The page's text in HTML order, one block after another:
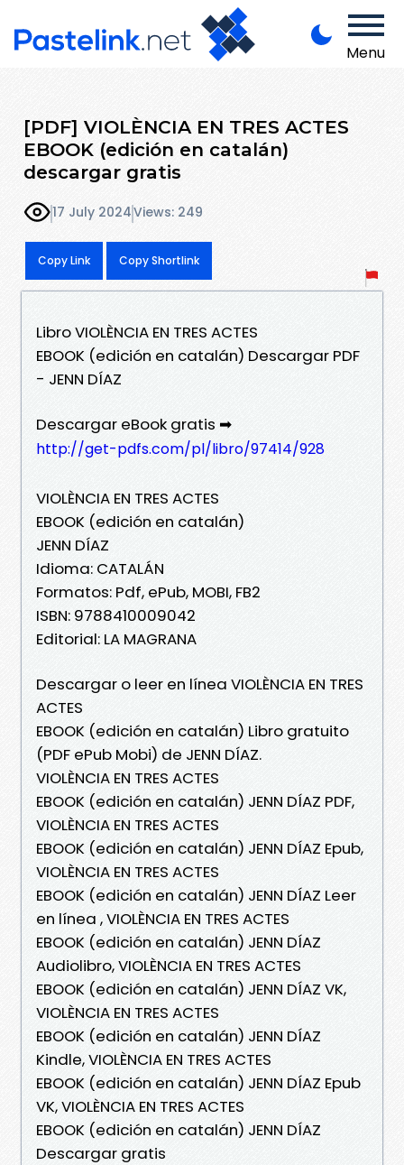
Menu
[PDF] VIOLÈNCIA EN TRES ACTES
EBOOK (edición en catalán)
descargar gratis
17 July 2024Views: 249
Copy Link Copy Shortlink
Libro VIOLÈNCIA EN TRES ACTES
EBOOK (edición en catalán) Descargar PDF
- JENN DÍAZ
Descargar eBook gratis ➡
http://get-pdfs.com/pl/libro/97414/928
VIOLÈNCIA EN TRES ACTES
EBOOK (edición en catalán)
JENN DÍAZ
Idioma: CATALÁN
Formatos: Pdf, ePub, MOBI, FB2
ISBN: 9788410009042
Editorial: LA MAGRANA
Descargar o leer en línea VIOLÈNCIA EN TRES
ACTES
EBOOK (edición en catalán) Libro gratuito
(PDF ePub Mobi) de JENN DÍAZ.
VIOLÈNCIA EN TRES ACTES
EBOOK (edición en catalán) JENN DÍAZ PDF,
VIOLÈNCIA EN TRES ACTES
EBOOK (edición en catalán) JENN DÍAZ Epub,
VIOLÈNCIA EN TRES ACTES
EBOOK (edición en catalán) JENN DÍAZ Leer
en línea , VIOLÈNCIA EN TRES ACTES
EBOOK (edición en catalán) JENN DÍAZ
Audiolibro, VIOLÈNCIA EN TRES ACTES
EBOOK (edición en catalán) JENN DÍAZ VK,
VIOLÈNCIA EN TRES ACTES
EBOOK (edición en catalán) JENN DÍAZ
Kindle, VIOLÈNCIA EN TRES ACTES
EBOOK (edición en catalán) JENN DÍAZ Epub
VK, VIOLÈNCIA EN TRES ACTES
EBOOK (edición en catalán) JENN DÍAZ
Descargar gratis